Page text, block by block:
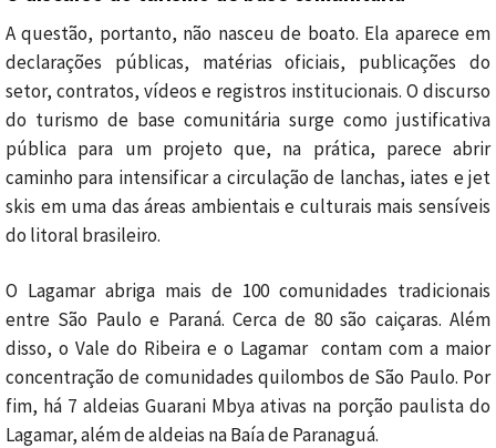
A questão, portanto, não nasceu de boato. Ela aparece em
declarações públicas, matérias oficiais, publicações do
setor, contratos, vídeos e registros institucionais. O discurso
do turismo de base comunitária surge como justificativa
pública para um projeto que, na prática, parece abrir
caminho para intensificar a circulação de lanchas, iates e jet
skis em uma das áreas ambientais e culturais mais sensíveis
do litoral brasileiro.
O Lagamar abriga mais de 100 comunidades tradicionais
entre São Paulo e Paraná. Cerca de 80 são caiçaras. Além
disso, o Vale do Ribeira e o Lagamar contam com a maior
concentração de comunidades quilombos de São Paulo. Por
fim, há 7 aldeias Guarani Mbya ativas na porção paulista do
Lagamar, além de aldeias na Baía de Paranaguá.